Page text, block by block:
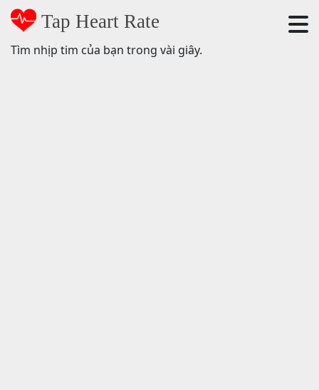
Tap Heart Rate
Tìm nhịp tim của bạn trong vài giây.